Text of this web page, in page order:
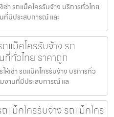
ช่า รถแม็คโครรับจ้าง บริการทั่วไทย
ที่มีประสบการณ์ และ
แม็คโครรับจ้าง รถ
ที่ทั่วไทย ราคาถูก
ห้เช่า รถแม็คโครรับจ้าง บริการทั่ว
งานที่มีประสบการณ์ แล
แม็คโครรับจ้าง รถแม็คโคร